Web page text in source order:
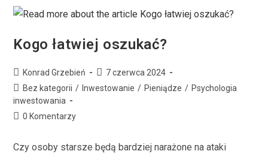
Kogo łatwiej oszukać?
Konrad Grzebień
7 czerwca 2024
Bez kategorii / Inwestowanie / Pieniądze / Psychologia
inwestowania
0 Komentarzy
Czy osoby starsze będą bardziej narażone na ataki